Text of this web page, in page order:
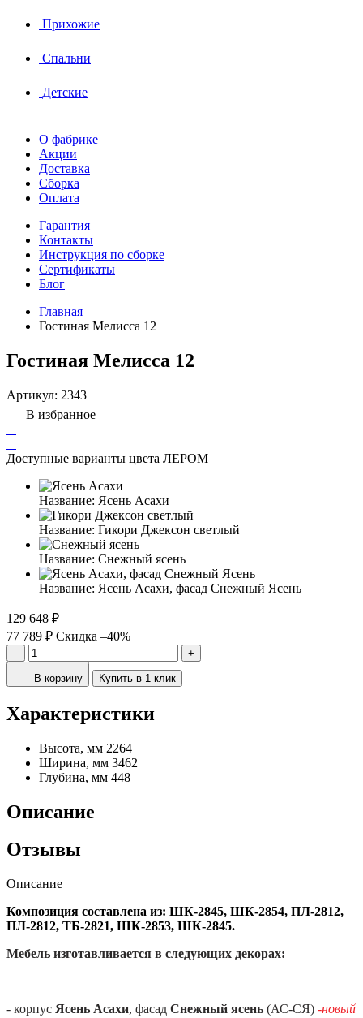
Прихожие
Спальни
Детские
О фабрике
Акции
Доставка
Сборка
Оплата
Гарантия
Контакты
Инструкция по сборке
Сертификаты
Блог
Главная
Гостиная Мелисса 12
Гостиная Мелисса 12
Артикул: 2343
В избранное
Доступные варианты цвета ЛЕРОМ
Название: Ясень Асахи
Название: Гикори Джексон светлый
Название: Снежный ясень
Название: Ясень Асахи, фасад Снежный Ясень
129 648 ₽
77 789 ₽ Скидка –40%
– +
В корзину Купить в 1 клик
Характеристики
Высота, мм 2264
Ширина, мм 3462
Глубина, мм 448
Описание
Отзывы
Описание
Композиция составлена из: ШК-2845, ШК-2854, ПЛ-2812,
ПЛ-2812, ТБ-2821, ШК-2853, ШК-2845.
Мебель изготавливается в следующих декорах:
- корпус Ясень Асахи, фасад Снежный ясень (АС-СЯ) -новый